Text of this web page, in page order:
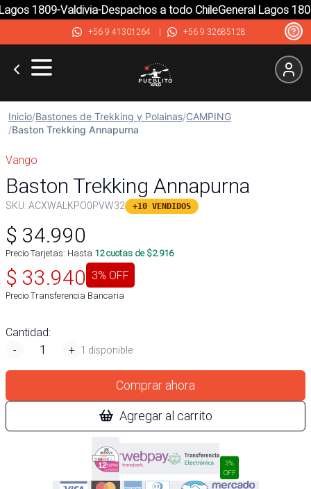
1809-Valdivia-Despachos a todo ChileGeneral Lagos
+56 9 41301264| +56 9 32685128
Inicio/Bastones de Trekking y Polainas/CAMPING
/Baston Trekking Annapurna
Vango
Baston Trekking Annapurna
SKU: ACXWALKPO0PVW32 +10 VENDIDOS
$ 34.990
Precio Tarjetas: Hasta 12cuotas de $2.916
$ 33.940 3% OFF
Precio Transferencia Bancaria
Cantidad:
-
+ 1 disponible
Comprar ahora
Agregar al carrito
3%
OFF